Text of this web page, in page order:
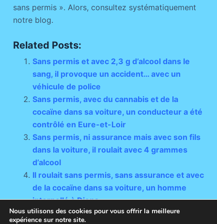
sans permis ». Alors, consultez systématiquement
notre blog.
Related Posts:
Sans permis et avec 2,3 g d’alcool dans le
sang, il provoque un accident… avec un
véhicule de police
Sans permis, avec du cannabis et de la
cocaïne dans sa voiture, un conducteur a été
contrôlé en Eure-et-Loir
Sans permis, ni assurance mais avec son fils
dans la voiture, il roulait avec 4 grammes
d’alcool
Il roulait sans permis, sans assurance et avec
de la cocaïne dans sa voiture, un homme
interpellé à Dions
Nous utilisons des cookies pour vous offrir la meilleure
expérience sur notre site.